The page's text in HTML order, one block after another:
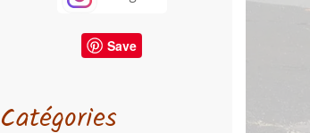
Save
Catégories